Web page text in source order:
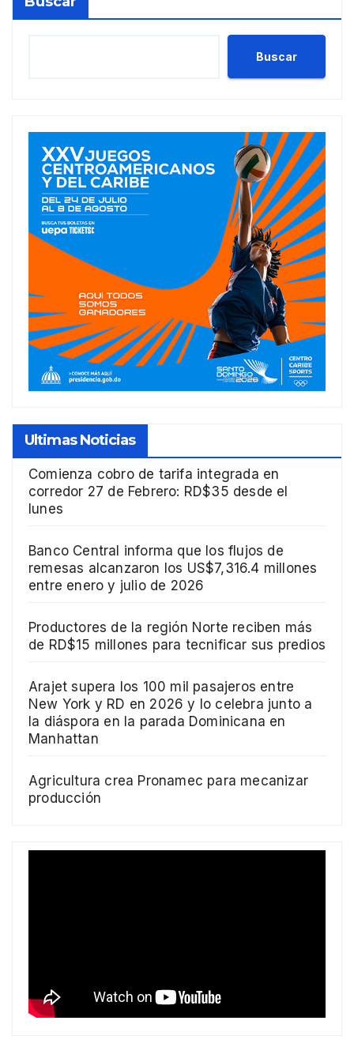
Buscar
Ultimas Noticias
Comienza cobro de tarifa integrada en
corredor 27 de Febrero: RD$35 desde el
lunes
Banco Central informa que los flujos de
remesas alcanzaron los US$7,316.4 millones
entre enero y julio de 2026
Productores de la región Norte reciben más
de RD$15 millones para tecnificar sus predios
Arajet supera los 100 mil pasajeros entre
New York y RD en 2026 y lo celebra junto a
la diáspora en la parada Dominicana en
Manhattan
Agricultura crea Pronamec para mecanizar
producción